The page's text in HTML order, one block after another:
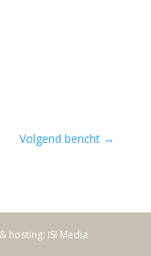
Volgend bericht →
hosting: ISI Media